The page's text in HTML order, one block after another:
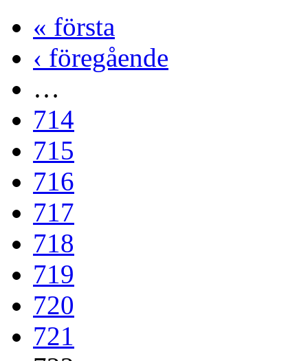
« första
‹ föregående
…
714
715
716
717
718
719
720
721